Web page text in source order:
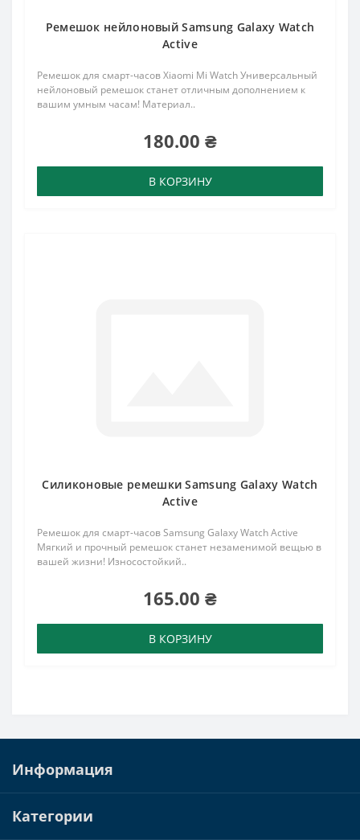
Ремешок нейлоновый Samsung Galaxy Watch
Active
Ремешок для смарт-часов Xiaomi Mi Watch Универсальный
нейлоновый ремешок станет отличным дополнением к
вашим умным часам! Материал..
180.00 ₴
В КОРЗИНУ
Силиконовые ремешки Samsung Galaxy Watch
Active
Ремешок для смарт-часов Samsung Galaxy Watch Active
Мягкий и прочный ремешок станет незаменимой вещью в
вашей жизни! Износостойкий..
165.00 ₴
В КОРЗИНУ
Информация
Категории